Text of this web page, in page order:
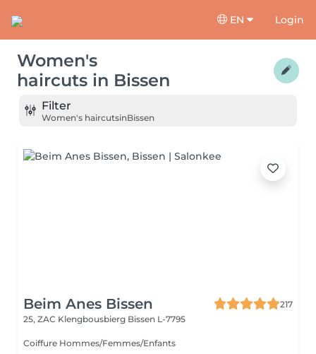
EN Login
Women's
haircuts in Bissen
Filter
Women's haircutsinBissen
Beim Anes Bissen
217
25, ZAC Klengbousbierg Bissen L-7795
Coiffure Hommes/Femmes/Enfants